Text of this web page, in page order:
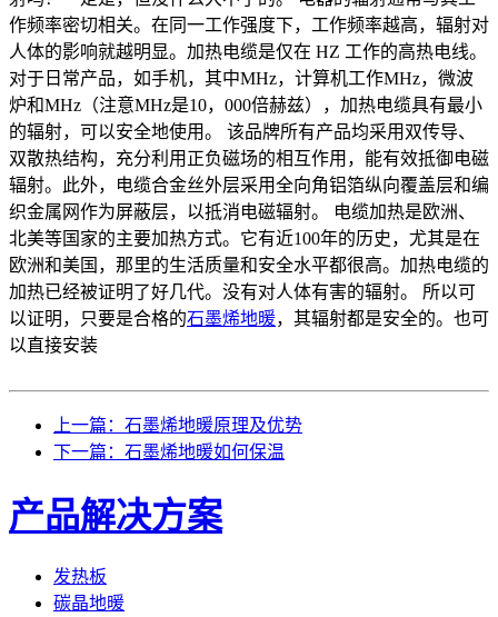
作频率密切相关。在同一工作强度下，工作频率越高，辐射对
人体的影响就越明显。加热电缆是仅在 HZ 工作的高热电线。
对于日常产品，如手机，其中MHz，计算机工作MHz，微波
炉和MHz（注意MHz是10，000倍赫兹），加热电缆具有最小
的辐射，可以安全地使用。 该品牌所有产品均采用双传导、
双散热结构，充分利用正负磁场的相互作用，能有效抵御电磁
辐射。此外，电缆合金丝外层采用全向角铝箔纵向覆盖层和编
织金属网作为屏蔽层，以抵消电磁辐射。 电缆加热是欧洲、
北美等国家的主要加热方式。它有近100年的历史，尤其是在
欧洲和美国，那里的生活质量和安全水平都很高。加热电缆的
加热已经被证明了好几代。没有对人体有害的辐射。 所以可
以证明，只要是合格的石墨烯地暖，其辐射都是安全的。也可
以直接安装
上一篇：石墨烯地暖原理及优势
下一篇：石墨烯地暖如何保温
产品解决方案
发热板
碳晶地暖